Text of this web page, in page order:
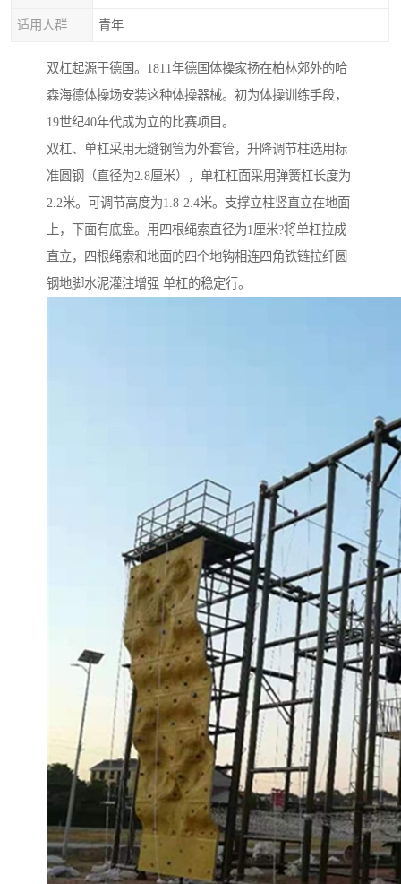
适用人群 青年
双杠起源于德国。1811年德国体操家扬在柏林郊外的哈
森海德体操场安装这种体操器械。初为体操训练手段，
19世纪40年代成为立的比赛项目。
双杠、单杠采用无缝钢管为外套管，升降调节柱选用标
准圆钢（直径为2.8厘米），单杠杠面采用弹簧杠长度为
2.2米。可调节高度为1.8-2.4米。支撑立柱竖直立在地面
上，下面有底盘。用四根绳索直径为1厘米?将单杠拉成
直立，四根绳索和地面的四个地钩相连四角铁链拉纤圆
钢地脚水泥灌注增强 单杠的稳定行。